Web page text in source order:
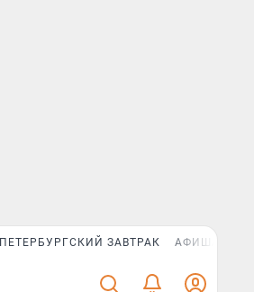
ПЕТЕРБУРГСКИЙ ЗАВТРАК АФИША PLUS